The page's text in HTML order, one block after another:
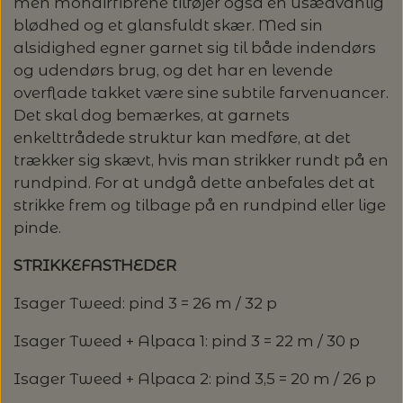
KNITTING FOR OLIVE: HEAVY MERINO -
SPAR 20%
LANG YARNS: LIZA - SPAR 30%
LANG YARNS: CASHMERE PREMIUM -
SPAR 20%
TILBUD - SPAR 30% PÅ ALT MUUD LIVING
RAUMA GARN: FIVEL - SPAR 20%
KVALITETER
GARN
ALLE GARNMÆRKER
CAMAROSE
DESIGN CLUB
DONEGAL - TWEED GARN
FILCOLANA
GEPARD GARN
OPSKRIFTER / STRIKKEKITS /
BØGER
STRIKKEOPSKRIFTER & STRIKKEKITS
ANNETTE DANIELSEN
ANNE VENTZEL
AEGYOKNIT
KATEGORI
BABY OG BØRN
BLUSER/SWEATRE
BØGER
STRIKKEBØGER
MAGASINER
STRIKKETILBEHØR
STRIKKEPINDE
LANTERN MOON - STRIKKEPINDE
ADDI - RUNDPINDE
KNITPRO - RUNDPINDE
HÆKLING
HÆKLENÅLE
BØGER OM HÆKLING
KNAPPER
BOMULDSKNAPPER - ISAGER
BRODERI OG SYTILBEHØR
BRODERIGARN
FRU ZIPPE - BRODERI
GAVEKORT
blødhed og et glansfuldt skær. Med sin
alsidighed egner garnet sig til både indendørs
og udendørs brug, og det har en levende
overflade takket være sine subtile farvenuancer.
Det skal dog bemærkes, at garnets
enkelttrådede struktur kan medføre, at det
trækker sig skævt, hvis man strikker rundt på en
rundpind. For at undgå dette anbefales det at
strikke frem og tilbage på en rundpind eller lige
pinde.
STRIKKEFASTHEDER
Isager Tweed: pind 3 = 26 m / 32 p
Isager Tweed + Alpaca 1: pind 3 = 22 m / 30 p
Isager Tweed + Alpaca 2: pind 3,5 = 20 m / 26 p